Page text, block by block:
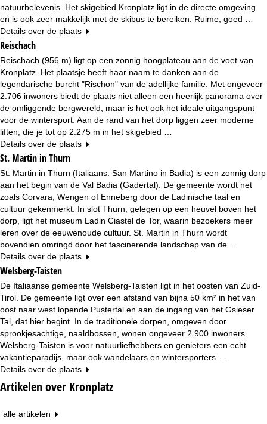
natuurbelevenis. Het skigebied Kronplatz ligt in de directe omgeving
en is ook zeer makkelijk met de skibus te bereiken. Ruime, goed …
Details over de plaats
Reischach
Reischach (956 m) ligt op een zonnig hoogplateau aan de voet van
Kronplatz. Het plaatsje heeft haar naam te danken aan de
legendarische burcht "Rischon" van de adellijke familie. Met ongeveer
2.706 inwoners biedt de plaats niet alleen een heerlijk panorama over
de omliggende bergwereld, maar is het ook het ideale uitgangspunt
voor de wintersport. Aan de rand van het dorp liggen zeer moderne
liften, die je tot op 2.275 m in het skigebied …
Details over de plaats
St. Martin in Thurn
St. Martin in Thurn (Italiaans: San Martino in Badia) is een zonnig dorp
aan het begin van de Val Badia (Gadertal). De gemeente wordt net
zoals Corvara, Wengen of Enneberg door de Ladinische taal en
cultuur gekenmerkt. In slot Thurn, gelegen op een heuvel boven het
dorp, ligt het museum Ladin Ciastel de Tor, waarin bezoekers meer
leren over de eeuwenoude cultuur. St. Martin in Thurn wordt
bovendien omringd door het fascinerende landschap van de …
Details over de plaats
Welsberg-Taisten
De Italiaanse gemeente Welsberg-Taisten ligt in het oosten van Zuid-
Tirol. De gemeente ligt over een afstand van bijna 50 km² in het van
oost naar west lopende Pustertal en aan de ingang van het Gsieser
Tal, dat hier begint. In de traditionele dorpen, omgeven door
sprookjesachtige, naaldbossen, wonen ongeveer 2.900 inwoners.
Welsberg-Taisten is voor natuurliefhebbers en genieters een echt
vakantieparadijs, maar ook wandelaars en wintersporters …
Details over de plaats
Artikelen over Kronplatz
alle artikelen